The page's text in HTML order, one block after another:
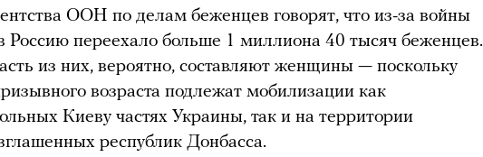
ООН по делам беженцев говорят, что из-за войны
Россию переехало больше 1 миллиона 40 тысяч беженцев.
из них, вероятно, составляют женщины — поскольку
возраста подлежат мобилизации как
Киеву частях Украины, так и на территории
республик Донбасса.